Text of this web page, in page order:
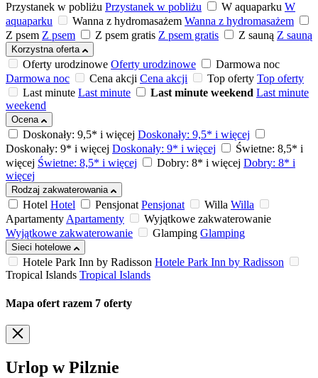
Przystanek w pobliżu Przystanek w pobliżu W aquaparku W
aquaparku
Wanna z hydromasażem Wanna z hydromasażem
Z psem Z psem Z psem gratis Z psem gratis Z sauną Z sauną
Korzystna oferta
Oferty urodzinowe Oferty urodzinowe
Darmowa noc
Darmowa noc
Cena akcji Cena akcji Top oferty Top oferty
Last minute Last minute Last minute weekend Last minute
weekend
Ocena
Doskonały: 9,5* i więcej Doskonały: 9,5* i więcej
Doskonały: 9* i więcej Doskonały: 9* i więcej
Świetne: 8,5* i
więcej Świetne: 8,5* i więcej Dobry: 8* i więcej Dobry: 8* i
więcej
Rodzaj zakwaterowania
Hotel Hotel Pensjonat Pensjonat Willa Willa
ApartamentyApartamenty
Wyjątkowe zakwaterowanie
Wyjątkowe zakwaterowanie
Glamping Glamping
Sieci hotelowe
Hotele Park Inn by Radisson Hotele Park Inn by Radisson
Tropical Islands Tropical Islands
Mapa ofert razem 7 oferty
Urlop w Pilznie